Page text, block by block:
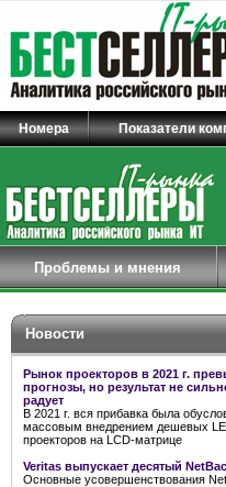
Номера Показатели
Проблемы и мнения
Новости
Рынок проекторов в 2021 г.
прогнозы, но результат не
радует
В 2021 г. вся прибавка была
массовым внедрением дешевых
проекторов на LCD-матрице
Veritas выпускает десятый
Основные усовершенствования